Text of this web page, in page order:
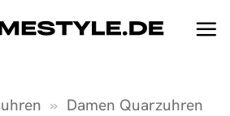
» Damen Quarzuhren